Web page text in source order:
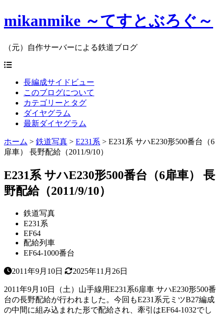
mikanmike ～てすとぶろぐ～
（元）自作サーバーによる鉄道ブログ
長編成サイドビュー
このブログについて
カテゴリーとタグ
ダイヤグラム
最新ダイヤグラム
ホーム > 鉄道写真 > E231系 > E231系 サハE230形500番台（6
扉車） 長野配給（2011/9/10）
E231系 サハE230形500番台（6扉車） 長
野配給（2011/9/10）
鉄道写真
E231系
EF64
配給列車
EF64-1000番台
2011年9月10日 2025年11月26日
2011年9月10日（土）山手線用E231系6扉車 サハE230形500番
台の長野配給が行われました。今回もE231系元ミツB27編成
の中間に組み込まれた形で配給され、牽引はEF64-1032でし